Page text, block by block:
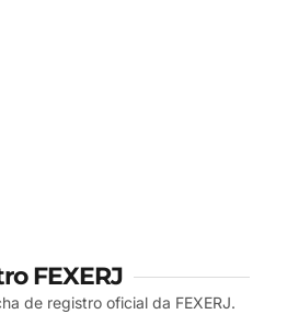
FEXERJ
de registro oficial da FEXERJ.